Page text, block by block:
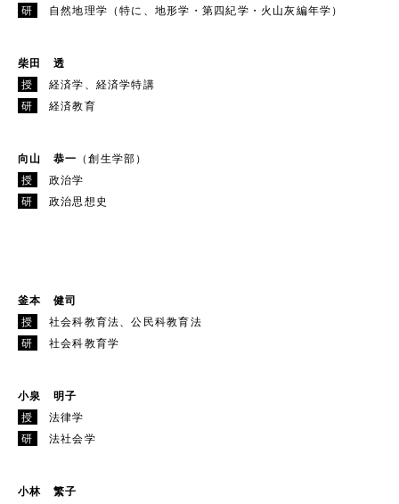
研
自然地理学（特に、地形学・第四紀学・火山灰編年学）
柴田 透
授
経済学、経済学特講
研
経済教育
向山 恭一 （創生学部）
授
政治学
研
政治思想史
釜本 健司
授
社会科教育法、公民科教育法
研
社会科教育学
小泉 明子
授
法律学
研
法社会学
小林 繁子